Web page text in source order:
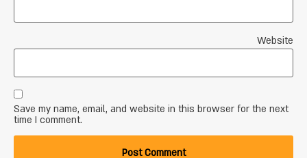
Website
Save my name, email, and website in this browser for the next
time I comment.